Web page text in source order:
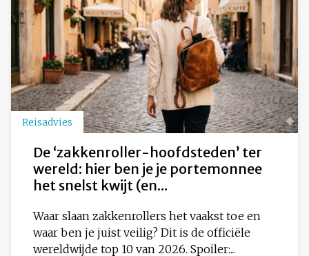
Reisadvies
De ‘zakkenroller-hoofdsteden’ ter
wereld: hier ben je je portemonnee
het snelst kwijt (en...
Waar slaan zakkenrollers het vaakst toe en
waar ben je juist veilig? Dit is de officiële
wereldwijde top 10 van 2026. Spoiler:...